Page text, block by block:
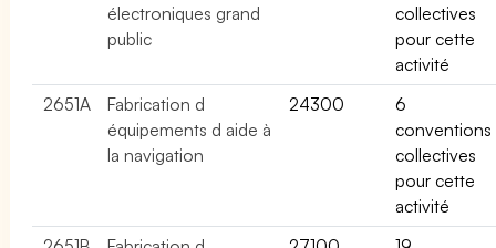
électroniques grand
public
collectives
pour cette
activité
2651A
Fabrication d
équipements d aide à
la navigation
24300
6
conventions
collectives
pour cette
activité